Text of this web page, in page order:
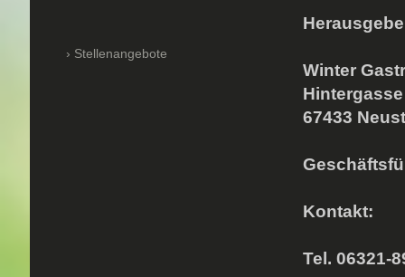
Winter
67433
Kontakt:
Tel. 06321-
Stellenangebote